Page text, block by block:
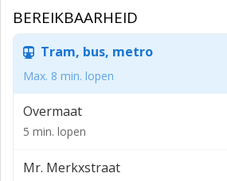
Voor verhuur is een totale
van ca. 56 m² (VVO).
Parkeren:
Opleveringsniveau:
voorzien van o.a. de volgende
BEREIKBAARHEID
Tram, bus, metro
Max. 8 min. lopen
Overmaat
5 min. lopen
Mr. Merkxstraat